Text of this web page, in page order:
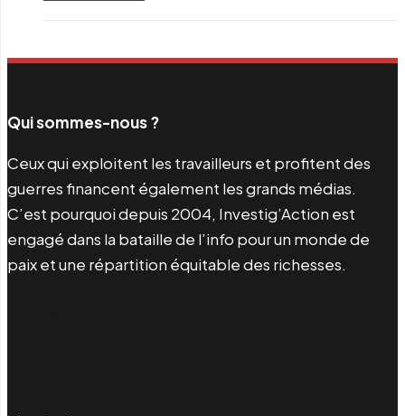
Qui sommes-nous ?
Ceux qui exploitent les travailleurs et profitent des
guerres financent également les grands médias.
C’est pourquoi depuis 2004, Investig’Action est
engagé dans la bataille de l’info pour un monde de
paix et une répartition équitable des richesses.